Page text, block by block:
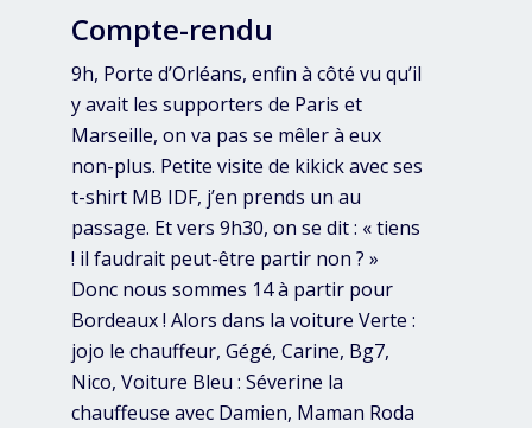
Compte-rendu
9h, Porte d’Orléans, enfin à côté vu qu’il
y avait les supporters de Paris et
Marseille, on va pas se mêler à eux
non-plus. Petite visite de kikick avec ses
t-shirt MB IDF, j’en prends un au
passage. Et vers 9h30, on se dit : « tiens
! il faudrait peut-être partir non ? »
Donc nous sommes 14 à partir pour
Bordeaux ! Alors dans la voiture Verte :
jojo le chauffeur, Gégé, Carine, Bg7,
Nico, Voiture Bleu : Séverine la
chauffeuse avec Damien, Maman Roda